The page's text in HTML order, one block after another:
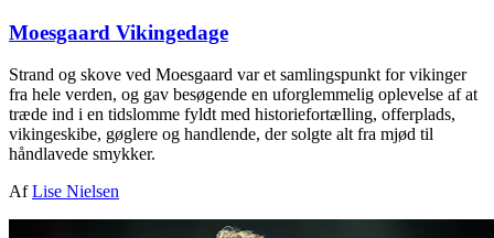
Moesgaard Vikingedage
Strand og skove ved Moesgaard var et samlingspunkt for vikinger
fra hele verden, og gav besøgende en uforglemmelig oplevelse af at
træde ind i en tidslomme fyldt med historiefortælling, offerplads,
vikingeskibe, gøglere og handlende, der solgte alt fra mjød til
håndlavede smykker.
AfLise Nielsen